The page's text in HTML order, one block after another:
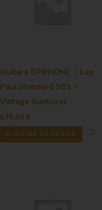
Guitare EPIPHONE – Les
Paul Standard 50’s –
Vintage Sunburst
679,00 €
AJOUTER AU PANIER